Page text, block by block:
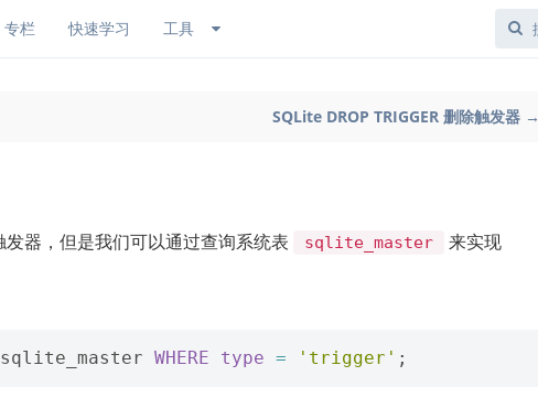
专栏 快速学习 工具
SQLite DROP TRIGGER 删除触发器 →
器，但是我们可以通过查询系统表 sqlite_master 来实现
sqlite_master WHERE type = 'trigger' ;